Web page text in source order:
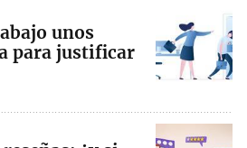
unos
para justificar